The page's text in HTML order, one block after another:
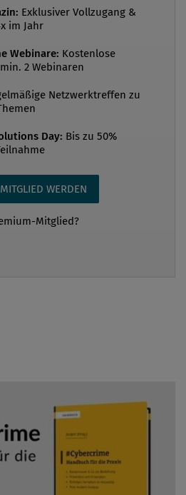
betroffen waren. Die
Branchen statt.
Exklusiver Vollzugang &
im Jahr
Webinare: Kostenlose
2 Webinaren
Netzwerktreffen zu
Day: Bis zu 50%
WERDEN
Mitglied?